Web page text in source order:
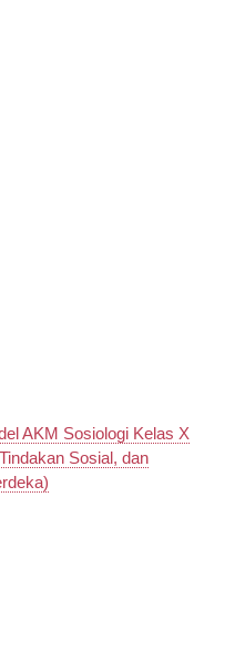
AKM Sosiologi Kelas X
Sosial, dan